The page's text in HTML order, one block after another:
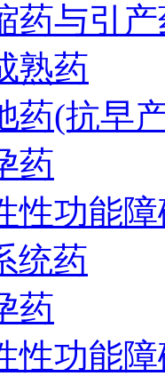
药与引
熟药
药(抗早
药
性功能
统药
药
性功能